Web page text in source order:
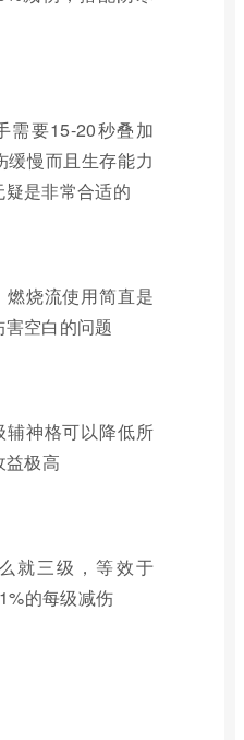
需要15-20秒叠加
缓慢而且生存能力
是非常合适的
烧流使用简直是
空白的问题
辅神格可以降低所
益极高
就三级，等效于
的每级减伤